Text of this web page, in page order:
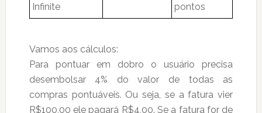
Infinite
pontos
Vamos aos cálculos:
Para pontuar em dobro o usuário precisa
desembolsar 4% do valor de todas as
compras pontuáveis. Ou seja, se a fatura vier
R$100,00 ele pagará R$4,00. Se a fatura for de